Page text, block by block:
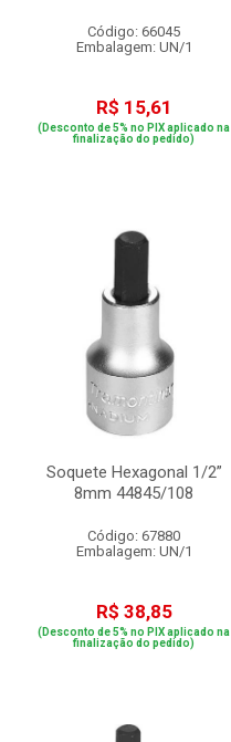
Código: 66045
Embalagem: UN/1
R$ 15,61
(Desconto de 5% no PIX aplicado na
finalização do pedido)
Soquete Hexagonal 1/2”
8mm 44845/108
Código: 67880
Embalagem: UN/1
R$ 38,85
(Desconto de 5% no PIX aplicado na
finalização do pedido)